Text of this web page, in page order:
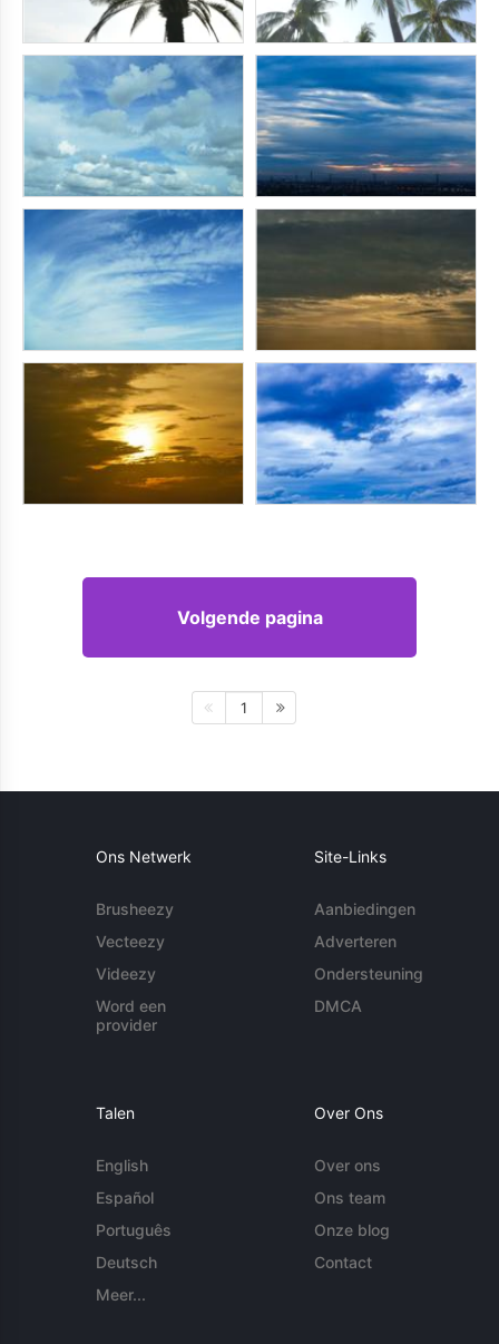
Volgende pagina
1
Ons Netwerk
Brusheezy
Vecteezy
Videezy
Word een
provider
Site-Links
Aanbiedingen
Adverteren
Ondersteuning
DMCA
Talen
English
Español
Português
Deutsch
Meer...
Over Ons
Over ons
Ons team
Onze blog
Contact